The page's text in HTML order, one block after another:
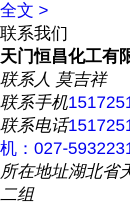
全文 >
联系我们
天门恒昌化工有
联系人 莫吉祥
联系手机
联系电话
机：027-
所在地址湖北省
二组